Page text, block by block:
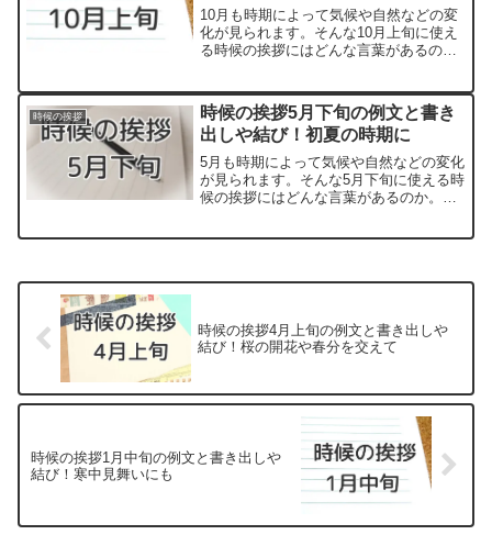
10月も時期によって気候や自然などの変
化が見られます。そんな10月上旬に使え
る時候の挨拶にはどんな言葉があるの
う。一方で和文調の柔らかい言い回しも
あり、季節の動植物の様子...
時候の挨拶
時候の挨拶5月下旬の例文と書き
出しや結び！初夏の時期に
5月も時期によって気候や自然などの変化
が見られます。そんな5月下旬に使える時
候の挨拶にはどんな言葉があるのか。
時候の挨拶4月上旬の例文と書き出しや
結び！桜の開花や春分を交えて
時候の挨拶1月中旬の例文と書き出しや
結び！寒中見舞いにも